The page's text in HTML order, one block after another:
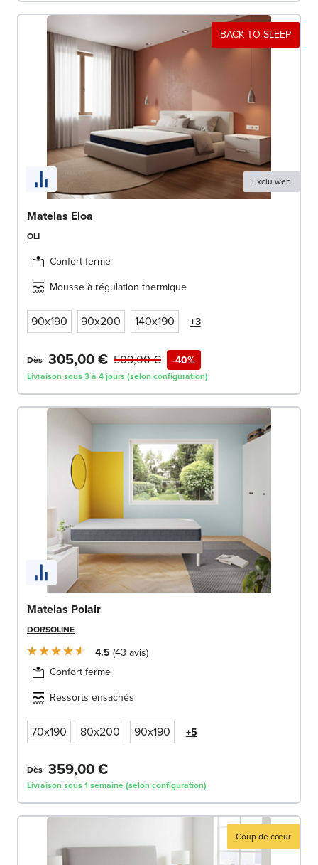
BACK TO SLEEP
Exclu web
Matelas Eloa
OLI
Confort ferme
Mousse à régulation thermique
90x190 90x200 140x190 +3
Dès 305,00 € -40%
509,00 €
Livraison sous 3 à 4 jours (selon configuration)
Matelas Polair
DORSOLINE
4.5 43 avis
Confort ferme
Ressorts ensachés
70x190 80x200 90x190 +5
Dès 359,00 €
Livraison sous 1 semaine (selon configuration)
Coup de cœur